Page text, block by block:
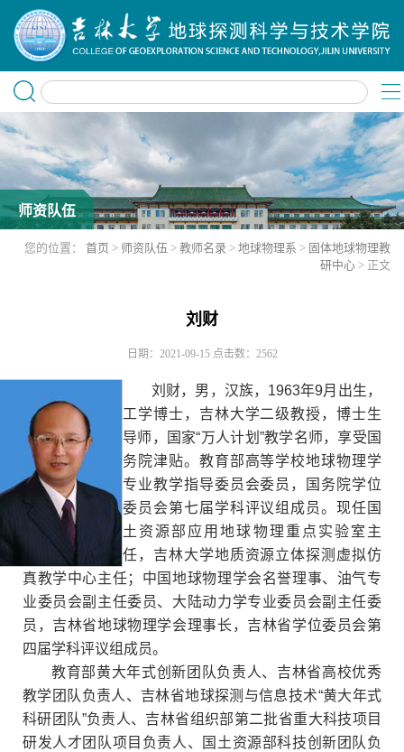
师资队伍
您的位置： 首页 > 师资队伍 > 教师名录 > 地球物理系 > 固体地球物理教
研中心 > 正文
刘财
日期：2021-09-15 点击数： 2562
刘财，男，汉族， 1963年9月出生，
工学博士，吉林大学二级教授，博士生
导师，国家“万人计划 ”教学名师，享受国
务院津贴。教育部高等学校地球物理学
专业教学指导委员会委员，国务院学位
委员会第七届学科评议组成员。现任国
土资源部应用地球物理重点实验室主
任，吉林大学地质资源立体探测虚拟仿
真教学中心主任；中国地球物理学会名誉理事、油气专
业委员会副主任委员、大陆动力学专业委员会副主任委
员，吉林省地球物理学会理事长，吉林省学位委员会第
四届学科评议组成员。
教育部黄大年式创新团队负责人、吉林省高校优秀
教学团队负责人、吉林省地球探测与信息技术“黄大年式
科研团队”负责人、吉林省组织部第二批省重大科技项目
研发人才团队项目负责人、国土资源部科技创新团队负